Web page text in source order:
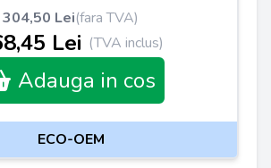
304,50 Lei(fara TVA)
Lei (TVA inclus)
Adauga in cos
ECO-OEM